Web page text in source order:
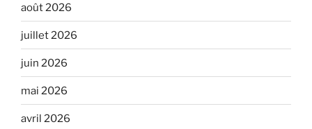
août 2026
juillet 2026
juin 2026
mai 2026
avril 2026